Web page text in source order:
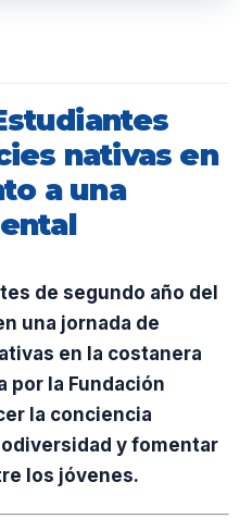
nativas en
a una
de segundo año del
una jornada de
en la costanera
por la Fundación
la conciencia
y fomentar
los jóvenes.